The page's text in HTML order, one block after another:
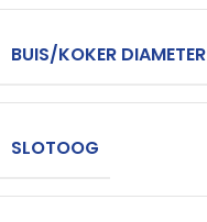
BUIS/KOKER DIAMETER
SLOTOOG